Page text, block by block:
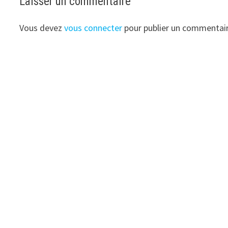
Vous devezvous connecter pour publier un